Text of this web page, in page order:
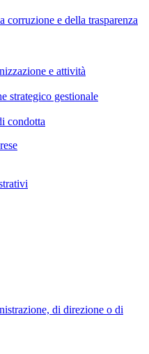
corruzione e della trasparenza
e attività
strategico gestionale
condotta
di direzione o di